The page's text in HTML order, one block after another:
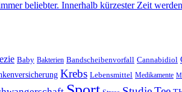
beliebter. Innerhalb kürzester Zeit
Baby Bakterien Bandscheibenvorfall Cannabidiol
Krebs Lebensmittel Medikamente